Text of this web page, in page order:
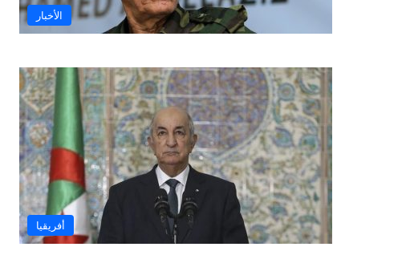
الأخبار
أفريقيا